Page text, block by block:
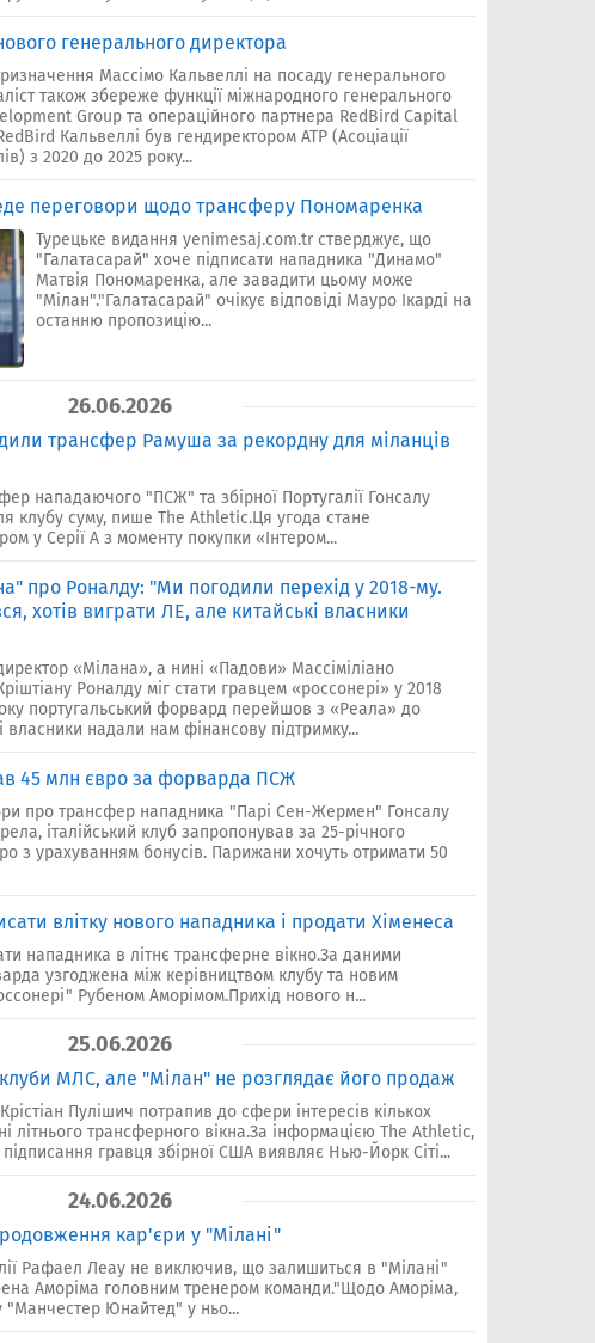
генерального директора
Массімо Кальвеллі на посаду генерального
також збереже функції міжнародного генерального
Group та операційного партнера RedBird Capital
Кальвеллі був гендиректором ATP (Асоціації
з 2020 до 2025 року...
переговори щодо трансферу Пономаренка
Турецьке видання yenimesaj.com.tr стверджує, що
"Галатасарай" хоче підписати нападника "Динамо"
Матвія Пономаренка, але завадити цьому може
"Мілан"."Галатасарай" очікує відповіді Мауро Ікарді на
останню пропозицію...
26.06.2026
трансфер Рамуша за рекордну для міланців
нападаючого "ПСЖ" та збірної Португалії Гонсалу
клубу суму, пише The Athletic.Ця угода стане
у Серії А з моменту покупки «Інтером...
про Роналду: "Ми погодили перехід у 2018-му.
хотів виграти ЛЕ, але китайські власники
«Мілана», а нині «Падови» Массіміліано
Роналду міг стати гравцем «россонері» у 2018
португальський форвард перейшов з «Реала» до
власники надали нам фінансову підтримку...
45 млн євро за форварда ПСЖ
про трансфер нападника "Парі Сен-Жермен" Гонсалу
італійський клуб запропонував за 25-річного
з урахуванням бонусів. Парижани хочуть отримати 50
влітку нового нападника і продати Хіменеса
нападника в літнє трансферне вікно.За даними
узгоджена між керівництвом клубу та новим
Рубеном Аморімом.Прихід нового н...
25.06.2026
МЛС, але "Мілан" не розглядає його продаж
Пулішич потрапив до сфери інтересів кількох
літнього трансферного вікна.За інформацією The Athletic,
гравця збірної США виявляє Нью-Йорк Сіті...
24.06.2026
кар'єри у "Мілані"
Рафаел Леау не виключив, що залишиться в "Мілані"
Аморіма головним тренером команди."Щодо Аморіма,
"Манчестер Юнайтед" у ньо...